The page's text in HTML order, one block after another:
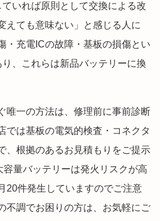
いれば原則として交換による改
えても意味ない」と感じる人に
・充電ICの故障・基板の損傷とい
、これらは新品バッテリーに換
唯一の方法は、修理前に事前診断
では基板の電気的検査・コネクタ
、根拠のあるお見積もりをご提示
容量バッテリーは発火リスクが高
20件発生していますのでご注意
不調でお困りの方は、お気軽にご